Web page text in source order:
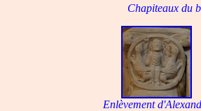
Chapiteaux du
Enlèvement